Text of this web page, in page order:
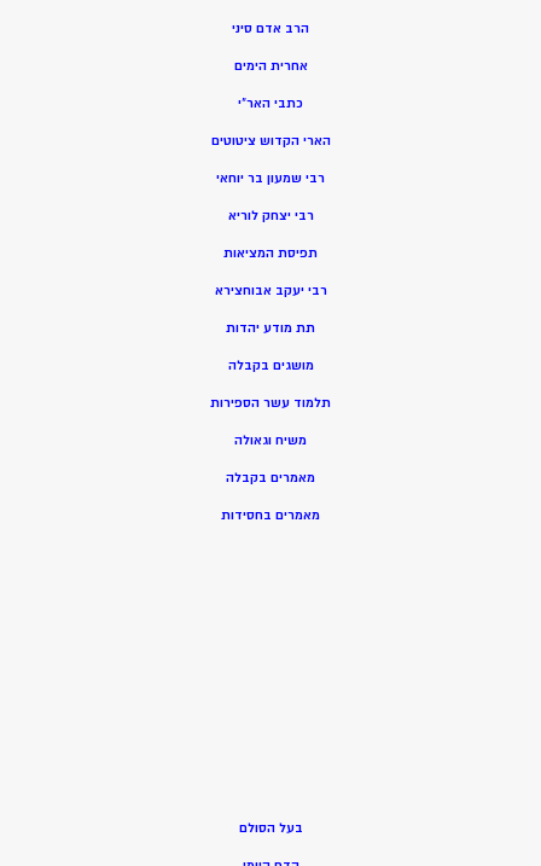
הרב אדם סיני
אחרית הימים
כתבי האר”י
הארי הקדוש ציטוטים
רבי שמעון בר יוחאי
רבי יצחק לוריא
תפיסת המציאות
רבי יעקב אבוחצירא
תת מודע יהדות
מושגים בקבלה
תלמוד עשר הספירות
משיח וגאולה
מאמרים בקבלה
מאמרים בחסידות
בעל הסולם